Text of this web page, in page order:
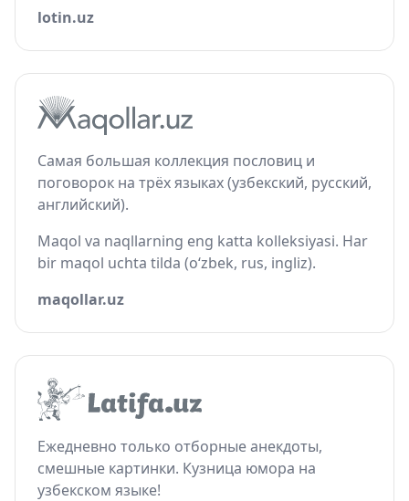
lotin.uz
Самая большая коллекция пословиц и
поговорок на трёх языках (узбекский, русский,
английский).
Maqol va naqllarning eng katta kolleksiyasi. Har
bir maqol uchta tilda (o‘zbek, rus, ingliz).
maqollar.uz
Ежедневно только отборные анекдоты,
смешные картинки. Кузница юмора на
узбекском языке!